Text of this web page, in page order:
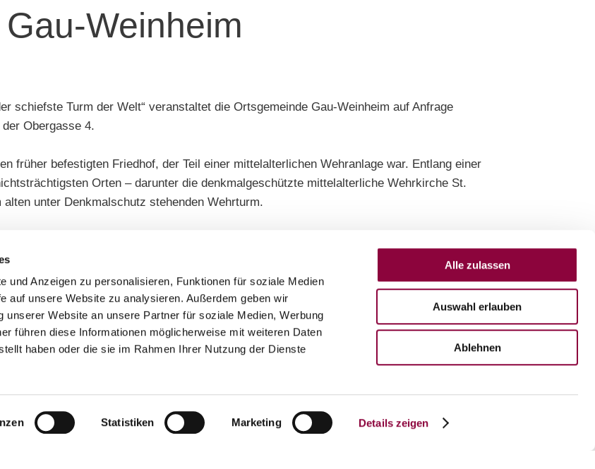
und Anzeigen zu personalisieren, Funktionen für soziale Medien
auf unsere Website zu analysieren. Außerdem geben wir
unserer Website an unsere Partner für soziale Medien, Werbung
führen diese Informationen möglicherweise mit weiteren Daten
haben oder die sie im Rahmen Ihrer Nutzung der Dienste
Statistiken Marketing Details zeigen
Alle zulassen
Auswahl erlauben
Ablehnen
Weinheim
schiefste Turm der Welt“ veranstaltet die Ortsgemeinde Gau-Weinheim auf Anfrage
Obergasse 4.
früher befestigten Friedhof, der Teil einer mittelalterlichen Wehranlage war. Entlang einer
Orten – darunter die denkmalgeschützte mittelalterliche Wehrkirche St.
unter Denkmalschutz stehenden Wehrturm.
Ortsgemeinde Gau-Weinheim auf Anfrage eine Gästeführung. Treffpunkt ist der Parkplatz hinter
spazieren wir durch den alten Ortskern von Gau-Weinheim zum schiefen Turm. Entdecken
sie sich zeigen wo früher Geschäfte, Schulen oder Gaststätten waren. Am Ende besuchen wir